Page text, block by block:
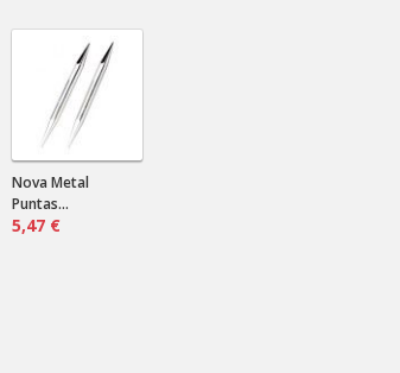
Nova Metal
Puntas...
5,47 €